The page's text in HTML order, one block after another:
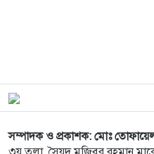
সম্পাদক ও প্রকাশক: মোঃ